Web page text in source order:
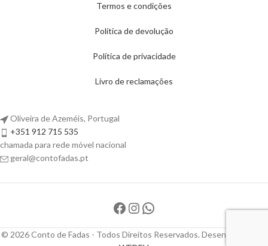
Termos e condições
Política de devolução
Política de privacidade
Livro de reclamações
Oliveira de Azeméis, Portugal
+351 912 715 535
chamada para rede móvel nacional
geral@contofadas.pt
© 2026 Conto de Fadas - Todos Direitos Reservados. Desenvolvido por